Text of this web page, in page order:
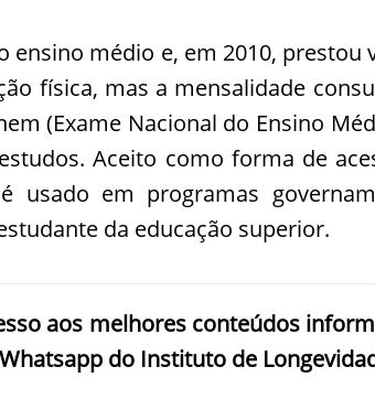
ensino médio e, em 2010,
física, mas a mensalidade
(Exame Nacional do Ensino
Aceito como forma de
usado em programas
da educação superior.
aos melhores conteúdos
do Instituto de